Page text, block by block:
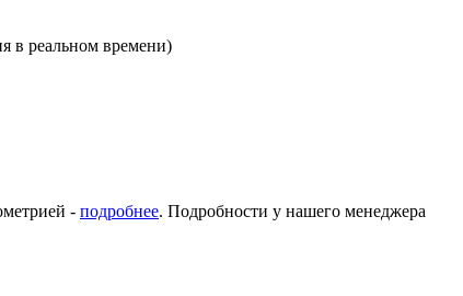
в реальном времени)
- подробнее. Подробности у нашего менеджера